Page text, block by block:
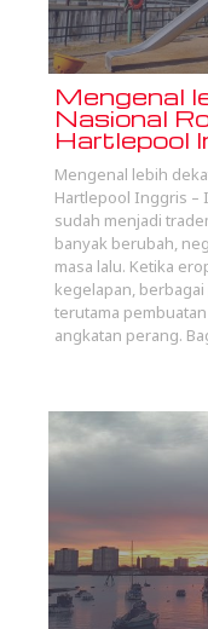
Mengenal
Nasional
Hartlepool
Mengenal lebih
Hartlepool Inggris –
sudah menjadi
banyak berubah,
masa lalu. Ketika
kegelapan,
terutama
angkatan perang.